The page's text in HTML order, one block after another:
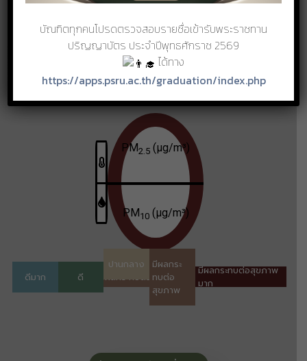
บัณฑิตทุกคนโปรดตรวจสอบรายชื่อเข้ารับพระราชทาน
ปริญญาบัตร ประจำปีพุทธศักราช 2569
ได้ทาง
https://apps.psru.ac.th/graduation/index.php